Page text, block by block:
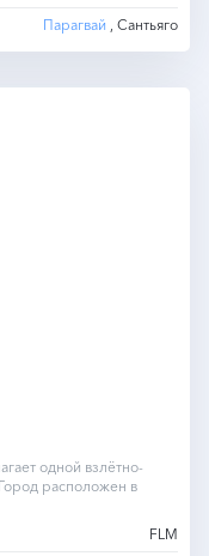
Парагвай , Сантьяго
одной взлётно-
расположен в
FLM